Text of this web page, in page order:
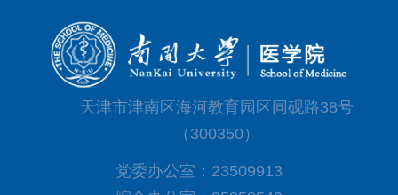
天津市津南区海河教育园区同砚路38号
（300350）
党委办公室：23509913